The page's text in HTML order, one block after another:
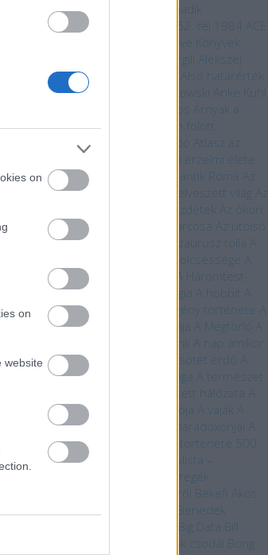
on
on
website
100 beszédes tárgy a Harmadik
Birodalomból
1152. tél 1984 ACE
Agave Könyvek
Alastair Fothergill
Alekszej
Kalugin Allansia bérgyilkosai
Alsó határérték
Andi Ewington
Andrzej Sapkowski Anke Kuhl
Árnyak a
sötétben Árnyék Innsmouth fölött
asztrofizika
Athenaeum Kiadó
Atlasz az
Az állatok érzelmi élete
Az állatok szerelmi élete
Az antik Róma Az
Avatar világa
Az elveszett világ Az
emberiség története – A kezdetek Az ókori
Görögország
Az országút harcosa Az utolsó
kívánság Az út vége A dinoszaurusz tolla A
A farkasok bölcsessége
A
földi idegenek
A Háromtest-
probléma
A háromtest-trilógia A hobbit A
Hobbit művészete
A képregény története
A
kívülálló A Krampusz éjszakája A Megtorló
A
A mi bolygónk A nap amikor
megtörténik
A sötét erdő
A
szilmarilok
A temetők élővilága A természet
A természet rejtett hálózata A
tó úrnője
A Tűzhegy varázslója A vaják A
végzet kardja
A versengés paradoxonjai A
veszedelem kikötője
A világ története 500
vasútvonal mentén
Bakancslista –
Befejezetlen regék
Békefi Ákos
Benedek
Big Data Bill
Bolygónk csodái Bong